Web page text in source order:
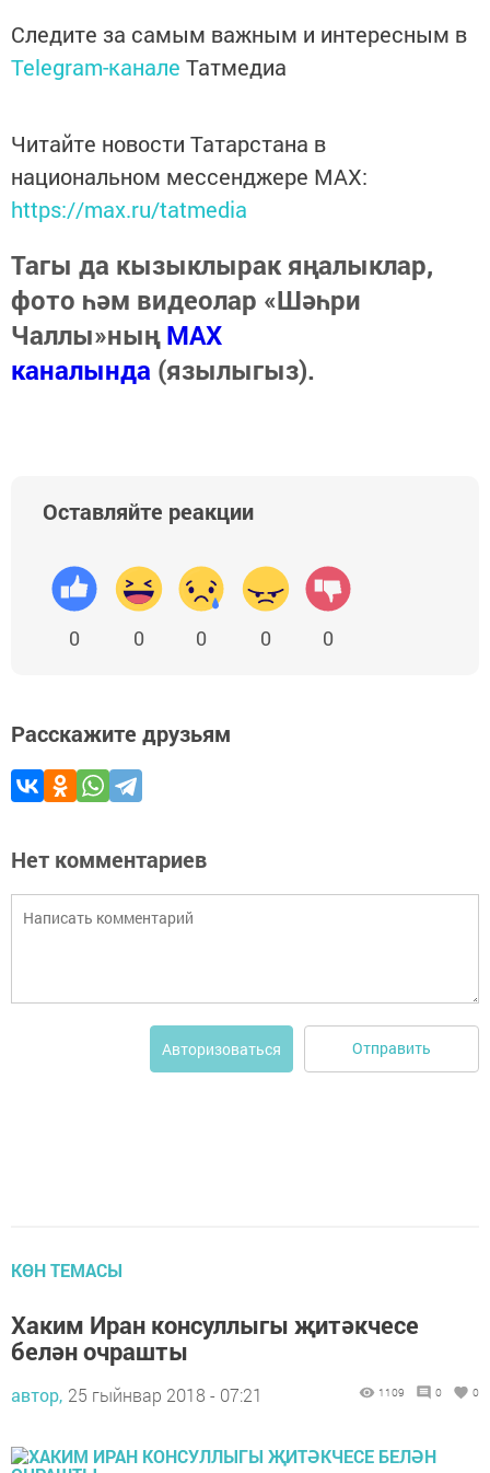
Следите за самым важным и интересным в
Telegram-канале Татмедиа
Читайте новости Татарстана в
национальном мессенджере MАХ:
https://max.ru/tatmedia
Тагы да кызыклырак яңалыклар,
фото һәм видеолар «Шәһри
Чаллы»ныңMAX
каналында (язылыгыз).
Оставляйте реакции
0 0 0 0 0
Расскажите друзьям
Нет комментариев
Авторизоваться Отправить
КӨН ТЕМАСЫ
Хаким Иран консуллыгы җитәкчесе
белән очрашты
автор, 25 гыйнвар 2018 - 07:21 1109 0 0